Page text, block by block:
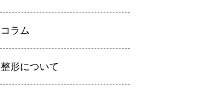
コラム
整形について